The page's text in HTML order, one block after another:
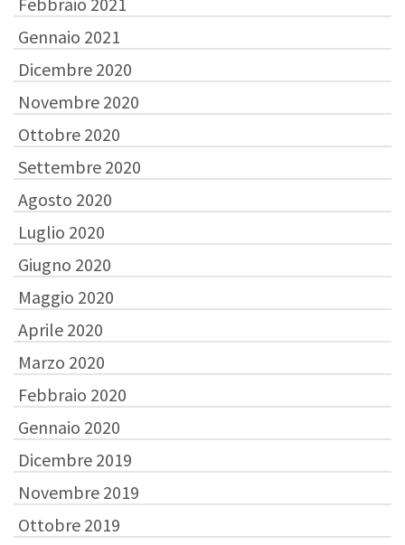
Gennaio 2021
Dicembre 2020
Novembre 2020
Ottobre 2020
Settembre 2020
Agosto 2020
Luglio 2020
Giugno 2020
Maggio 2020
Aprile 2020
Marzo 2020
Febbraio 2020
Gennaio 2020
Dicembre 2019
Novembre 2019
Ottobre 2019